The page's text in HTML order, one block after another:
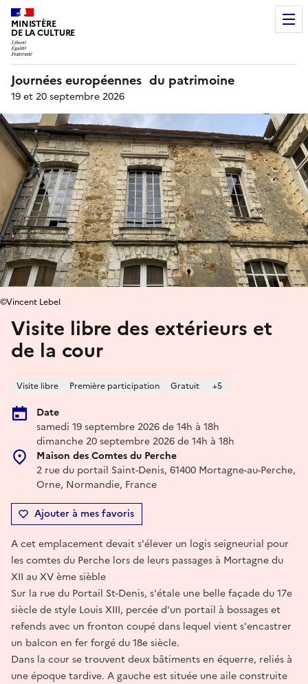
MINISTÈRE
DE LA CULTURE
Journées européennes du patrimoine
19 et 20 septembre 2026
Visite libre des extérieurs et
de la cour
Visite libre Première participation Gratuit +5
Date
samedi 19 septembre 2026 de 14h à 18h
dimanche 20 septembre 2026 de 14h à 18h
Maison des Comtes du Perche
2 rue du portail Saint-Denis, 61400 Mortagne-au-Perche,
Orne, Normandie, France
Ajouter à mes favoris
©Vincent Lebel
A cet emplacement devait s'élever un logis seigneurial pour
les comtes du Perche lors de leurs passages à Mortagne du
XII au XV ème sièble
Sur la rue du Portail St-Denis, s'étale une belle façade du 17e
siècle de style Louis XIII, percée d'un portail à bossages et
refends avec un fronton coupé dans lequel vient s'encastrer
un balcon en fer forgé du 18e siècle.
Dans la cour se trouvent deux bâtiments en équerre, reliés à
une époque tardive. A gauche est située une aile construite